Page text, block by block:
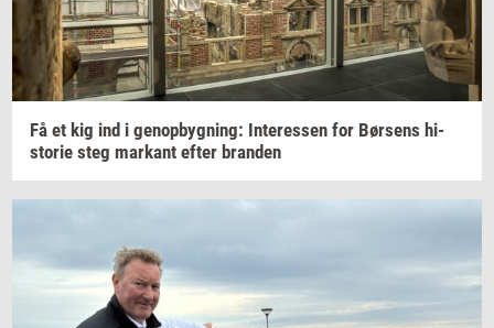
Få et kig ind i genop­byg­ning: In­ter­es­sen for Bør­sens hi­
sto­rie steg mar­kant efter bran­den